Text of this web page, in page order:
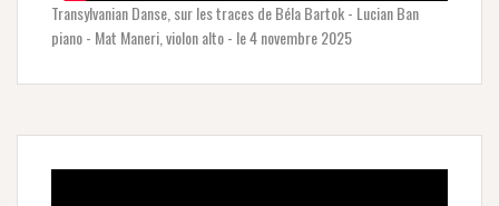
Transylvanian Danse, sur les traces de Béla Bartok - Lucian Ban
piano - Mat Maneri, violon alto - le 4 novembre 2025